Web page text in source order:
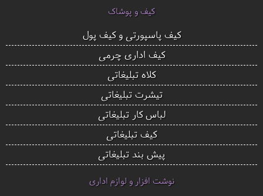
کیف و پوشاک
کیف پاسپورتی و کیف پول
کیف اداری چرمی
کلاه تبلیغاتی
تیشرت تبلیغاتی
لباس کار تبلیغاتی
کیف تبلیغاتی
پیش بند تبلیغاتی
نوشت افزار و لوازم اداری